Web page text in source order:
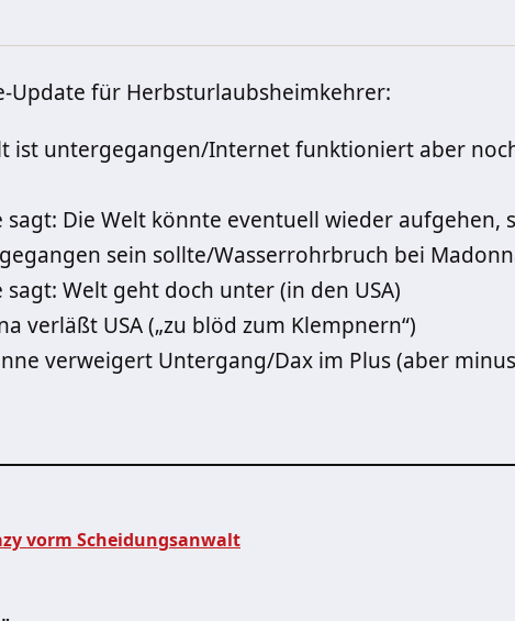
Update für Herbsturlaubsheimkehrer:
ist untergegangen/Internet funktioniert aber
sagt: Die Welt könnte eventuell wieder aufgehen,
sein sollte/Wasserrohrbruch bei
sagt: Welt geht doch unter (in den USA)
verläßt USA („zu blöd zum Klempnern“)
verweigert Untergang/Dax im Plus (aber
vorm Scheidungsanwalt